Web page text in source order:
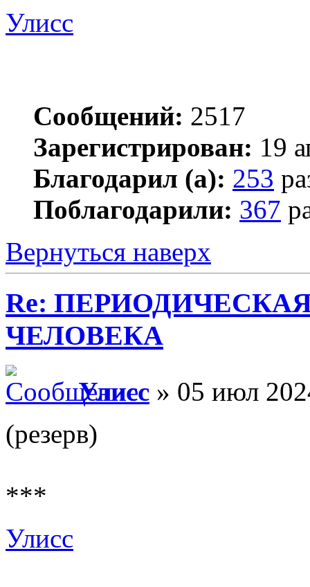
Улисс
Сообщений: 2517
Зарегистрирован: 19
Благодарил (а): 253
Поблагодарили: 367
Вернуться наверх
Re:
ЧЕЛОВЕКА
Улисс » 05 июл
(резерв)
***
Улисс